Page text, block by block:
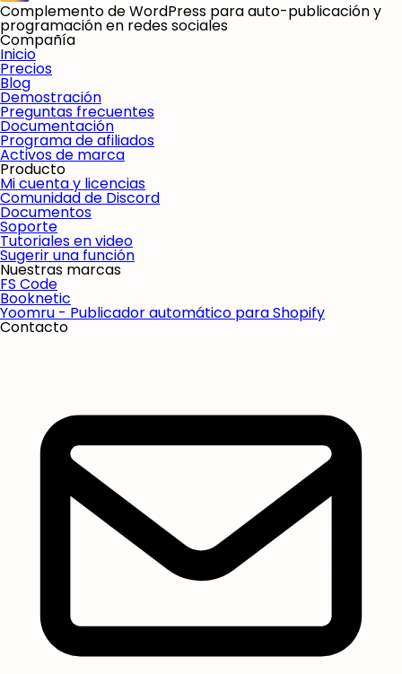
Complemento de WordPress para auto-publicación y
programación en redes sociales
Compañía
Inicio
Precios
Blog
Demostración
Preguntas frecuentes
Documentación
Programa de afiliados
Activos de marca
Producto
Mi cuenta y licencias
Comunidad de Discord
Documentos
Soporte
Tutoriales en video
Sugerir una función
Nuestras marcas
FS Code
Booknetic
Yoomru - Publicador automático para Shopify
Contacto